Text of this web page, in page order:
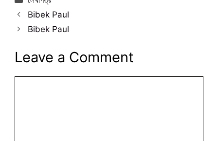
Bibek Paul
Bibek Paul
Leave a Comment